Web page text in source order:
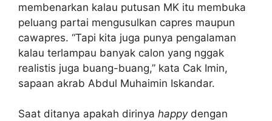
membenarkan kalau putusan MK itu membuka
peluang partai mengusulkan capres maupun
cawapres. “Tapi kita juga punya pengalaman
kalau terlampau banyak calon yang nggak
realistis juga buang-buang,” kata Cak Imin,
sapaan akrab Abdul Muhaimin Iskandar.
Saat ditanya apakah dirinya happydengan